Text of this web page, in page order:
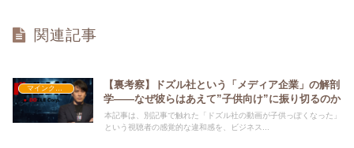
関連記事
【裏考察】ドズル社という「メディア企業」の解剖
学――なぜ彼らはあえて”子供向け”に振り切るのか
本記事は、別記事で触れた「ドズル社の動画が子供っぽくなった」
という視聴者の感覚的な違和感を、ビジネス...